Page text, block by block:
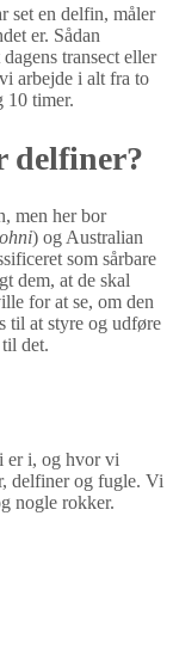
set en delfin, måler
er. Sådan
transect eller
arbejde i alt fra to
10 timer.
delfiner?
men her bor
) og Australian
som sårbare
dem, at de skal
for at se, om den
til at styre og udføre
det.
er i, og hvor vi
delfiner og fugle. Vi
nogle rokker.